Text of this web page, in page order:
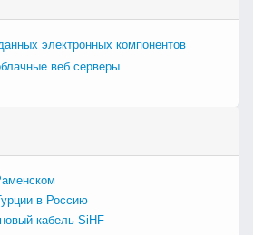
электронных компонентов
веб серверы
в Россию
кабель SiHF